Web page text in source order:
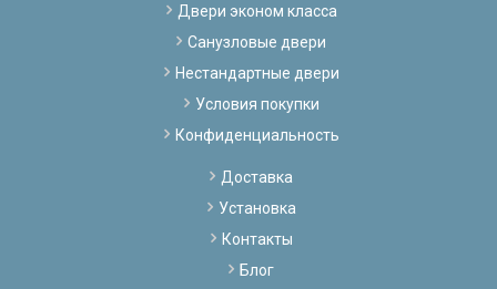
Двери эконом класса
Санузловые двери
Нестандартные двери
Условия покупки
Конфиденциальность
Доставка
Установка
Контакты
Блог